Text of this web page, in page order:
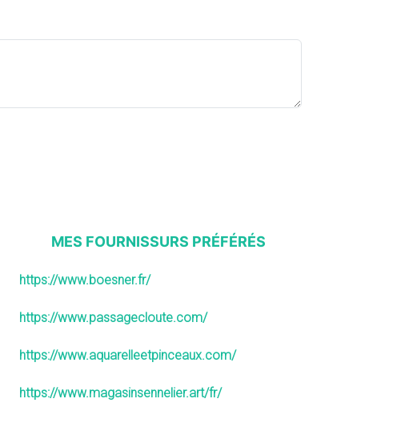
MES FOURNISSURS PRÉFÉRÉS
https://www.boesner.fr/
https://www.passagecloute.com/
https://www.aquarelleetpinceaux.com/
https://www.magasinsennelier.art/fr/